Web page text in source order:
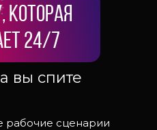
которая
24/7
вы спите
рабочие сценарии